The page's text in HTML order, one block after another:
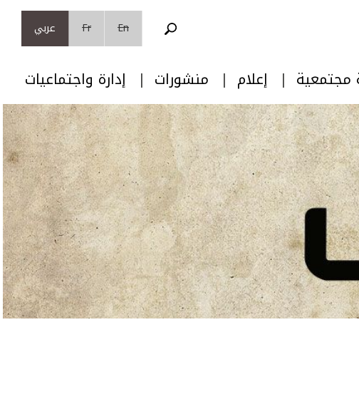
En
Fr عربي
مجتمعية إعلام منشورات إدارة واجتماعيات